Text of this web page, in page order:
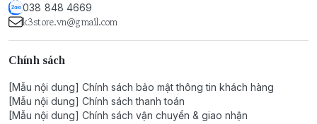
038 848 4669
k3store.vn@gmail.com
Chính sách
[Mẫu nội dung] Chính sách bảo mật thông tin khách hàng
[Mẫu nội dung] Chính sách thanh toán
[Mẫu nội dung] Chính sách vận chuyển & giao nhận